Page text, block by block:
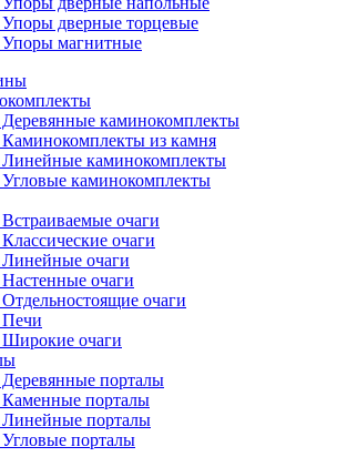
дверные торцевые
магнитные
каминокомплекты
из камня
каминокомплекты
каминокомплекты
очаги
очаги
очаги
очаги
очаги
очаги
порталы
порталы
порталы
порталы